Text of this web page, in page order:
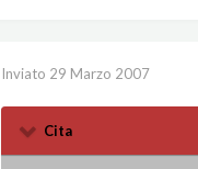
Inviato 29 Marzo 2007
Cita